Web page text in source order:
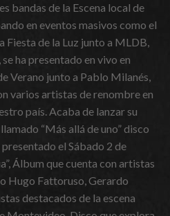
bandas de la Escena local de
en eventos masivos como el
Fiesta de la Luz junto a MLDB,
ha presentado en vivo en
Verano junto a Pablo Milanés,
varios artistas de renombre en
país. Acaba de lanzar su
“Más allá de uno” disco
el Sábado 2 de
Álbum que cuenta con artistas
Hugo Fattoruso, Gerardo
destacados de la escena